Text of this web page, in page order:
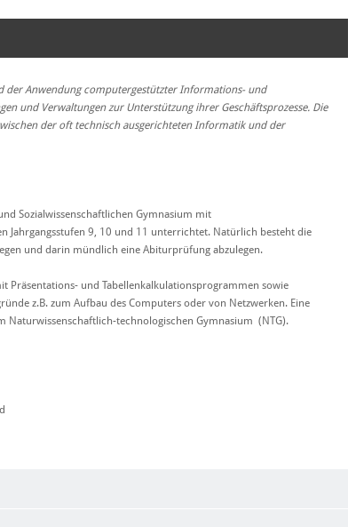
der Anwendung computergestützter Informations- und
und Verwaltungen zur Unterstützung ihrer Geschäftsprozesse. Die
der oft technisch ausgerichteten Informatik und der
Sozialwissenschaftlichen Gymnasium mit
Jahrgangsstufen 9, 10 und 11 unterrichtet. Natürlich besteht die
und darin mündlich eine Abiturprüfung abzulegen.
Präsentations- und Tabellenkalkulationsprogrammen sowie
z.B. zum Aufbau des Computers oder von Netzwerken. Eine
technologischen Gymnasium (NTG).